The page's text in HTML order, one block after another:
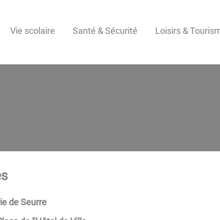
Vie scolaire Santé & Sécurité Loisirs &
de Seurre